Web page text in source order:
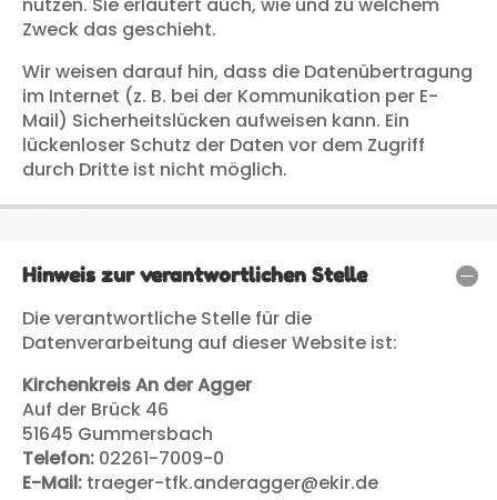
Zweck das geschieht.
Wir weisen darauf hin, dass die Datenübertragung
im Internet (z. B. bei der Kommunikation per E-
Mail) Sicherheitslücken aufweisen kann. Ein
lückenloser Schutz der Daten vor dem Zugriff
durch Dritte ist nicht möglich.
Hinweis zur verantwortlichen Stelle
Die verantwortliche Stelle für die
Datenverarbeitung auf dieser Website ist:
Kirchenkreis An der Agger
Auf der Brück 46
51645 Gummersbach
Telefon: 02261-7009-0
E-Mail: traeger-tfk.anderagger@ekir.de